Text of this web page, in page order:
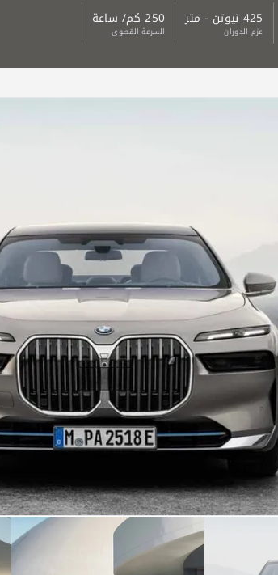
425 نيوتن - متر
عزم الدوران
250 كم/ ساعة
السرعة القصوى